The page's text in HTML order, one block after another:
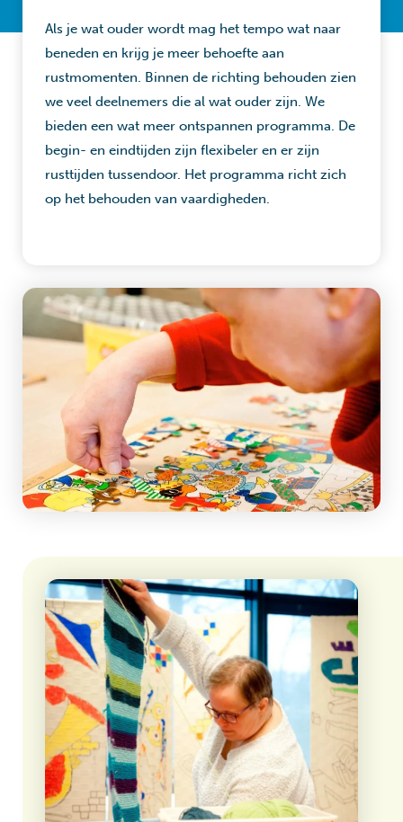
Als je wat ouder wordt mag het tempo wat naar
beneden en krijg je meer behoefte aan
rustmomenten. Binnen de richting behouden zien
we veel deelnemers die al wat ouder zijn. We
bieden een wat meer ontspannen programma. De
begin- en eindtijden zijn flexibeler en er zijn
rusttijden tussendoor. Het programma richt zich
op het behouden van vaardigheden.